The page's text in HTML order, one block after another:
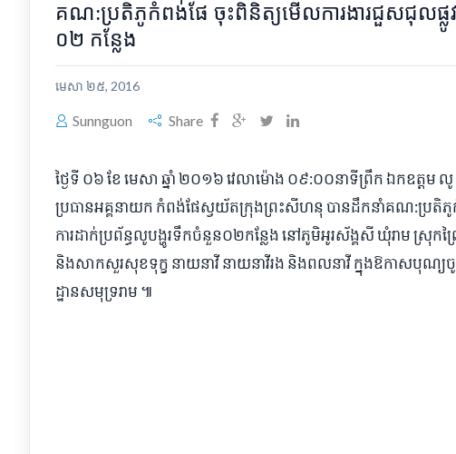
គណ:ប្រតិភូកំពង់ផែ ចុះពិនិត្យមើលការងារជួសជុលផ្លូ
០២ កន្លែង
មេសា ២៥, 2016
Sunnguon Share
ថ្ងៃទី ០៦ ខែ មេសា ឆ្នាំ ២០១៦ វេលាម៉ោង ០៩:០០នាទីព្រឹក ឯកឧត្ដម
ប្រធានអគ្គនាយក កំពង់ផែស្វយ័តក្រុងព្រះសីហនុ បានដឹកនាំគណ:ប្រតិភូ
ការដាក់ប្រព័ន្ធលូបង្ហូរទឹកចំនួន០២កន្លែង នៅភូមិអូរស័ង្គសី ឃុំរាម ស្
និងសាកសួរសុខទុក្ខ នាយនាវី នាយនាវីរង និងពលនាវី ក្នុងឱកាសបុណ្
ដ្ឋានសមុទ្ររាម ៕